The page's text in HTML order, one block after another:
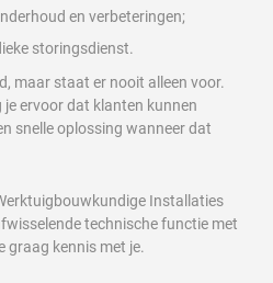
en verbeteringen;
storingsdienst.
maar staat er nooit alleen voor.
je ervoor dat klanten kunnen
snelle oplossing wanneer dat
Installaties
technische functie met
graag kennis met je.